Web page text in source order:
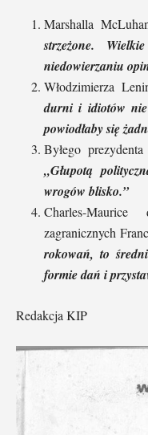
Marshalla
strzeżone.
niedowierzaniu
Włodzimierza
durni i idiotów nie
powiodłaby się
Byłego
„Głupotą
wrogów blisko.”
Charles-
zagranicznych
rokowań, to
formie dań i
Redakcja KIP